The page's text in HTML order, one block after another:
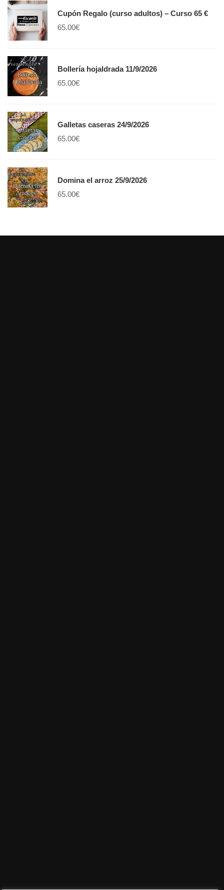
Cupón Regalo (curso adultos) – Curso 65 €
65.00€
Bollería hojaldrada 11/9/2026
65.00€
Galletas caseras 24/9/2026
65.00€
Domina el arroz 25/9/2026
65.00€